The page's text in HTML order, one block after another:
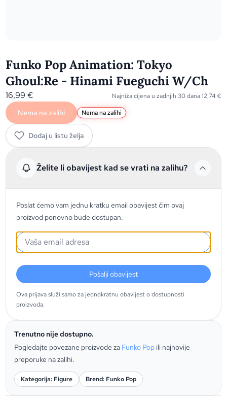
Funko Pop Animation: Tokyo
Ghoul:Re - Hinami Fueguchi W/Ch
16,99€ Najniža cijena u zadnjih 30 dana12,74€
Nema na zalihi Nema na zalihi
Dodaj u listu želja
Želite li obavijest kad se vrati na zalihu?
Poslat ćemo vam jednu kratku email obavijest čim ovaj
proizvod ponovno bude dostupan.
Pošalji obavijest
Ova prijava služi samo za jednokratnu obavijest o dostupnosti
proizvoda.
Trenutno nije dostupno.
Pogledajte povezane proizvode za Funko Pop ili najnovije
preporuke na zalihi.
Kategorija: Figure Brend: Funko Pop